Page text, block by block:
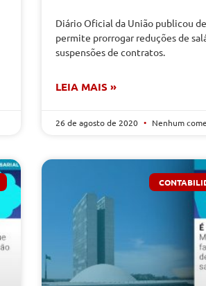
Diário Oficial da União publicou
permite prorrogar reduções de
suspensões de contratos.
LEIA MAIS »
26 de agosto de 2020 Nenhum